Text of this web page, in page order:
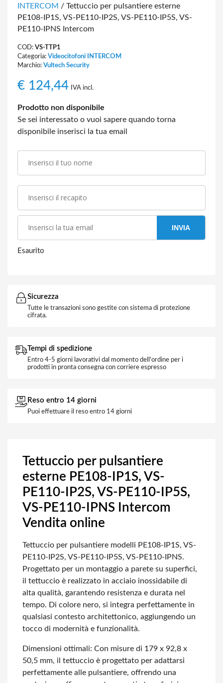
INTERCOM / Tettuccio per pulsantiere esterne
PE108-IP1S, VS-PE110-IP2S, VS-PE110-IP5S, VS-
PE110-IPNS Intercom
COD: VS-TTP1
Categoria: Videocitofoni INTERCOM
Marchio: Vultech Security
€ 124,44 IVA incl.
Prodotto non disponibile
Se sei interessato o vuoi sapere quando torna
disponibile inserisci la tua email
INVIA
Esaurito
Sicurezza
Tutte le transazioni sono gestite con sistema di protezione
cifrata.
Tempi di spedizione
Entro 4-5 giorni lavorativi dal momento dell'ordine per i
prodotti in pronta consegna con corriere espresso
Reso entro 14 giorni
Puoi effettuare il reso entro 14 giorni
Tettuccio per pulsantiere
esterne PE108-IP1S, VS-
PE110-IP2S, VS-PE110-IP5S,
VS-PE110-IPNS Intercom
Vendita online
Tettuccio per pulsantiere modelli PE108-IP1S, VS-
PE110-IP2S, VS-PE110-IP5S, VS-PE110-IPNS.
Progettato per un montaggio a parete su superfici,
il tettuccio è realizzato in acciaio inossidabile di
alta qualità, garantendo resistenza e durata nel
tempo. Di colore nero, si integra perfettamente in
qualsiasi contesto architettonico, aggiungendo un
tocco di modernità e funzionalità.
Dimensioni ottimali: Con misure di 179 x 92,8 x
50,5 mm, il tettuccio è progettato per adattarsi
perfettamente alle pulsantiere, offrendo una